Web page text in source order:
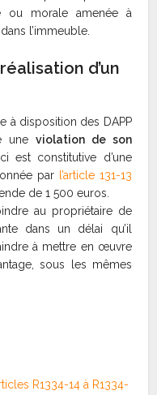
ou morale amenée à
l’immeuble.
d’un
à disposition des DAPP
une violation de son
est constitutive d’une
par
l’article 131-13
de 1 500 euros.
au propriétaire de
dans un délai qu’il
à mettre en œuvre
sous les mêmes
R1334-14 à R1334-